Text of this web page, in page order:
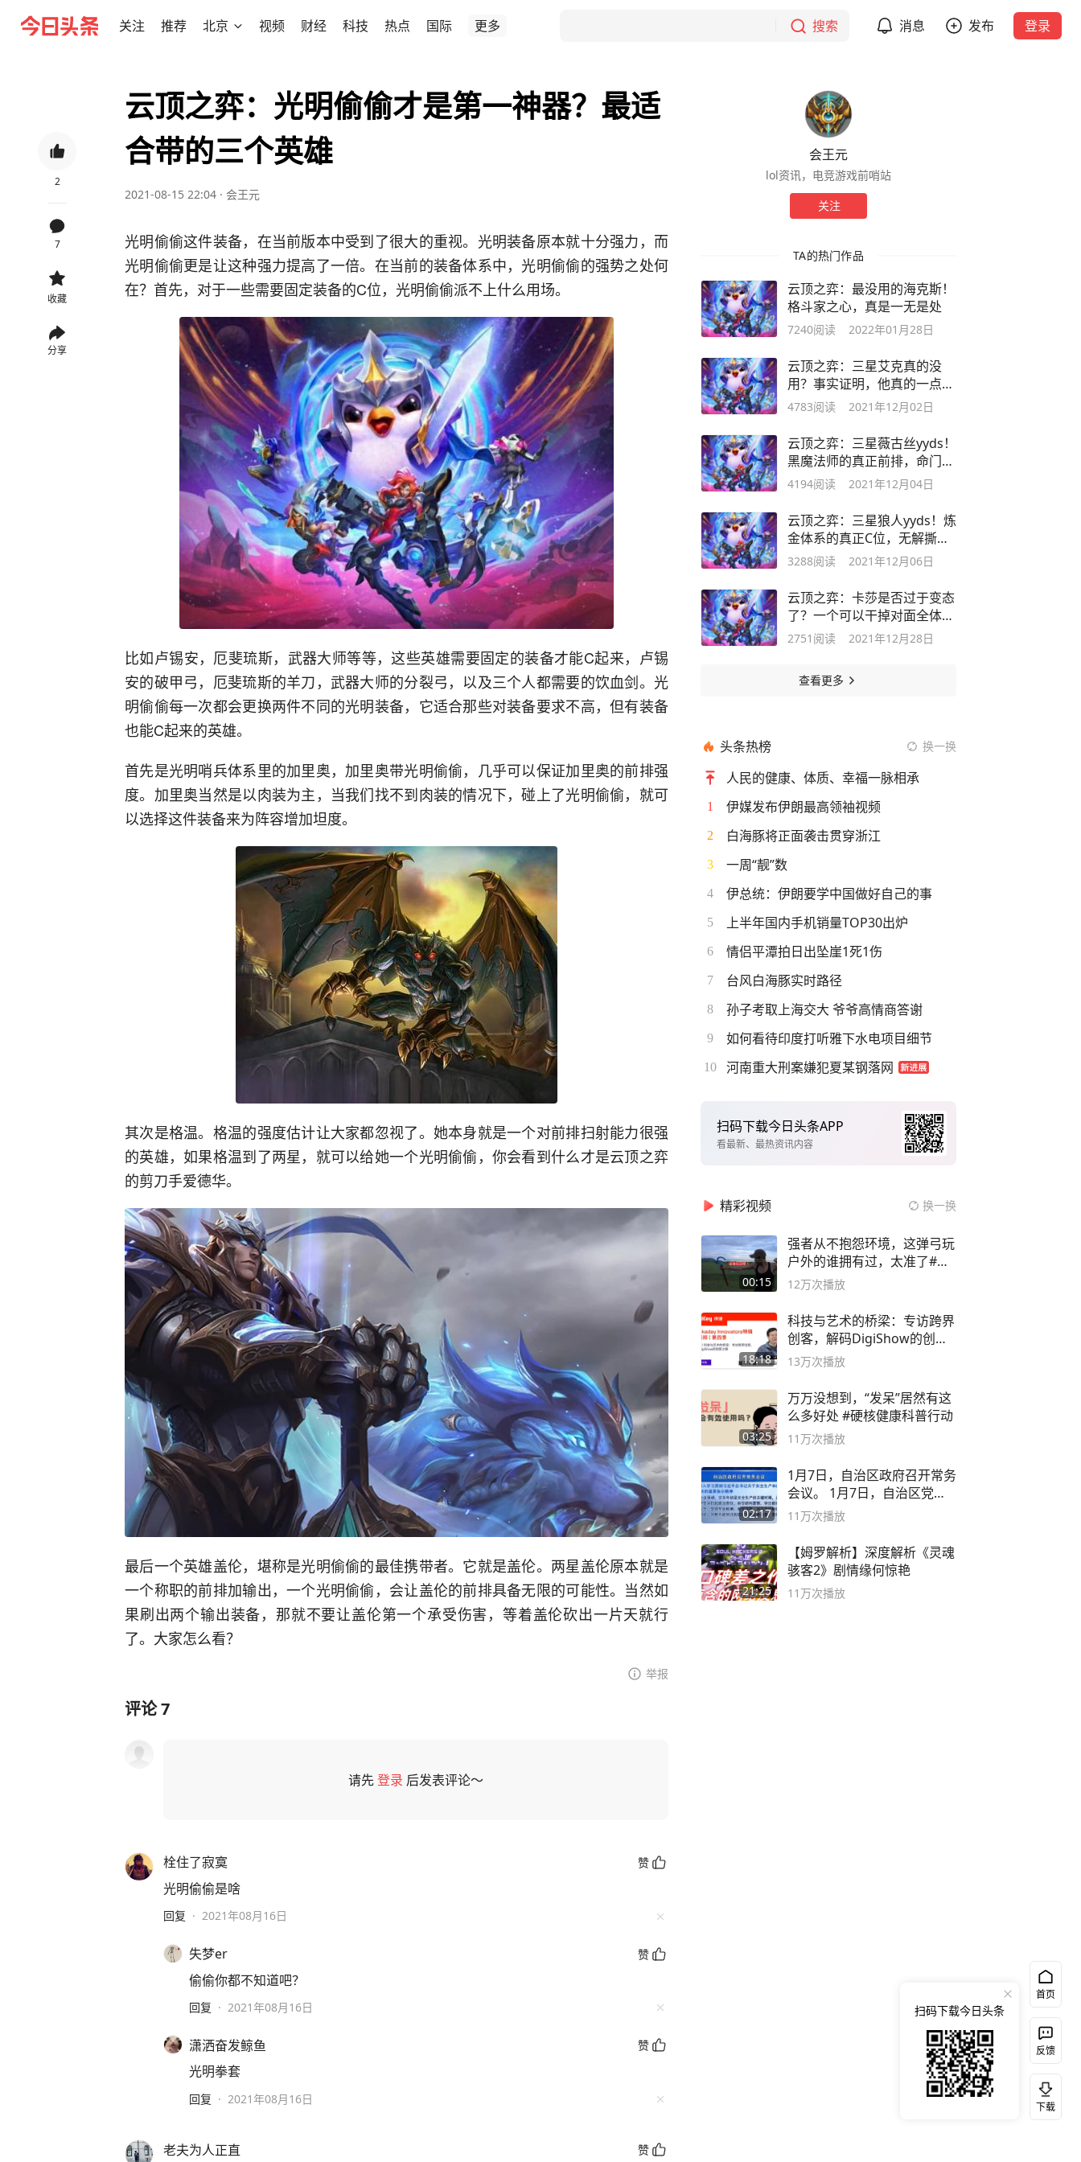
关注 推荐 北京 视频 财经 科技 热点 国际 更多 搜索 消息 发布 登录
2
7
收藏
分享
云顶之弈：光明偷偷才是第一神器？最适
合带的三个英雄
2021-08-15 22:04 · 会王元
光明偷偷这件装备，在当前版本中受到了很大的重视。光明装备原本就十分强力，而
光明偷偷更是让这种强力提高了一倍。在当前的装备体系中，光明偷偷的强势之处何
在？首先，对于一些需要固定装备的C位，光明偷偷派不上什么用场。
比如卢锡安，厄斐琉斯，武器大师等等，这些英雄需要固定的装备才能C起来，卢锡
安的破甲弓，厄斐琉斯的羊刀，武器大师的分裂弓，以及三个人都需要的饮血剑。光
明偷偷每一次都会更换两件不同的光明装备，它适合那些对装备要求不高，但有装备
也能C起来的英雄。
首先是光明哨兵体系里的加里奥，加里奥带光明偷偷，几乎可以保证加里奥的前排强
度。加里奥当然是以肉装为主，当我们找不到肉装的情况下，碰上了光明偷偷，就可
以选择这件装备来为阵容增加坦度。
其次是格温。格温的强度估计让大家都忽视了。她本身就是一个对前排扫射能力很强
的英雄，如果格温到了两星，就可以给她一个光明偷偷，你会看到什么才是云顶之弈
的剪刀手爱德华。
最后一个英雄盖伦，堪称是光明偷偷的最佳携带者。它就是盖伦。两星盖伦原本就是
一个称职的前排加输出，一个光明偷偷，会让盖伦的前排具备无限的可能性。当然如
果刷出两个输出装备，那就不要让盖伦第一个承受伤害，等着盖伦砍出一片天就行
了。大家怎么看？
举报
评论7
请先登录 后发表评论～
栓住了寂寞 赞
光明偷偷是啥
回复 · 2021年08月16日
失梦er 赞
偷偷你都不知道吧？
回复 · 2021年08月16日
潇洒奋发鲸鱼 赞
光明拳套
回复 · 2021年08月16日
老夫为人正直 赞
会王元
lol资讯，电竞游戏前哨站
关注
TA的热门作品
云顶之弈：最没用的海克斯！
格斗家之心，真是一无是处
7240阅读 2022年01月28日
云顶之弈：三星艾克真的没
用？事实证明，他真的一点用
都没有
4783阅读 2021年12月02日
云顶之弈：三星薇古丝yyds！
黑魔法师的真正前排，命门只
有一个
4194阅读 2021年12月04日
云顶之弈：三星狼人yyds！炼
金体系的真正C位，无解撕咬
敌人
3288阅读 2021年12月06日
云顶之弈：卡莎是否过于变态
了？一个可以干掉对面全体的
英雄
2751 阅读 2021年12月28日
查看更多
头条热榜 换一换
人民的健康、体质、幸福一脉相承
1 伊媒发布伊朗最高领袖视频
2 白海豚将正面袭击贯穿浙江
3 一周“靓”数
4 伊总统：伊朗要学中国做好自己的事
5 上半年国内手机销量TOP30出炉
6 情侣平潭拍日出坠崖1死1伤
7 台风白海豚实时路径
8 孙子考取上海交大 爷爷高情商答谢
9 如何看待印度打听雅下水电项目细节
10 河南重大刑案嫌犯夏某钢落网
扫码下载今日头条APP
看最新、最热资讯内容
精彩视频 换一换
00:15
强者从不抱怨环境，这弹弓玩
户外的谁拥有过，太准了#弹
弓#户外
12万次播放
18:18
科技与艺术的桥梁：专访跨界
创客，解码DigiShow的创新
之路
13万次播放
03:25
万万没想到，“发呆”居然有这
么多好处 #硬核健康科普行动
11万次播放
02:17
1月7日，自治区政府召开常务
会议。 1月7日，自治区党委
副书记
11万次播放
21:25
【姆罗解析】深度解析《灵魂
骇客2》剧情缘何惊艳
11万次播放
首页
反馈
下载
扫码下载今日头条